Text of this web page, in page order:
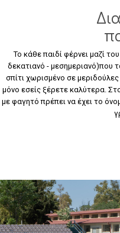
Το κάθε παιδί φέρνει μαζί
δεκατιανό - μεσημεριανό)που
σπίτι χωρισμένο σε
μόνο εσείς ξέρετε καλύτερα.
με φαγητό πρέπει να έχει το